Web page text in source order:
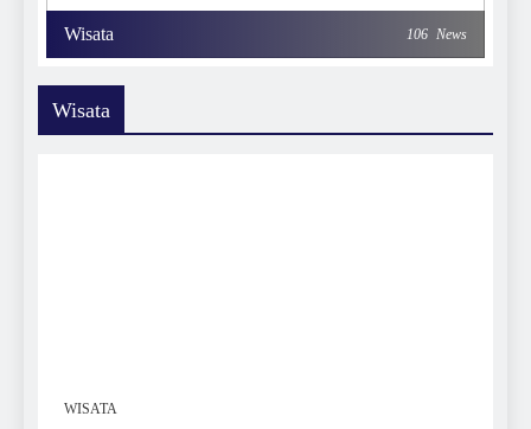
Wisata 106 News
Wisata
WISATA